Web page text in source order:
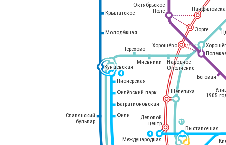
4
4
11
Деловой
центр
Хорошёво
Зорге
Крылатское
Молодёжная
Кунцевская
Пионерская
Филёвский парк
Багратионовская
Фили
Международная
Славянский
бульвар
Выставочная
Беговая
1905
Терехово
Мнёвники
Народное
Ополчение
Октябрьское
Поле
Шелепиха
Белорусский
вокзал